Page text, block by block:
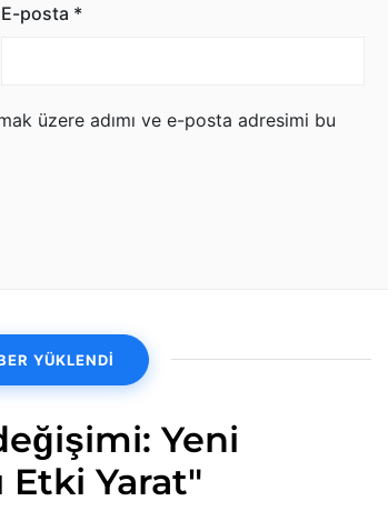
E-posta *
üzere adımı ve e-posta adresimi bu
YÜKLENDİ
Yeni
Etki Yarat"